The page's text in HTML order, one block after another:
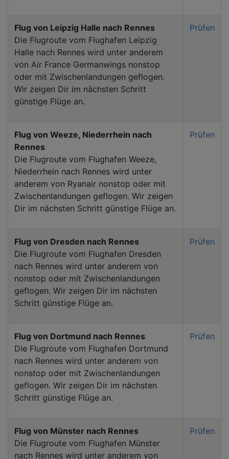
Flug von Leipzig Halle nach Rennes
Die Flugroute vom Flughafen Leipzig
Halle nach Rennes wird unter anderem
von Air France Germanwings nonstop
oder mit Zwischenlandungen geflogen.
Wir zeigen Dir im nächsten Schritt
günstige Flüge an.
Prüfen
Flug von Weeze, Niederrhein nach
Rennes
Die Flugroute vom Flughafen Weeze,
Niederrhein nach Rennes wird unter
anderem von Ryanair nonstop oder mit
Zwischenlandungen geflogen. Wir zeigen
Dir im nächsten Schritt günstige Flüge an.
Prüfen
Flug von Dresden nach Rennes
Die Flugroute vom Flughafen Dresden
nach Rennes wird unter anderem von
nonstop oder mit Zwischenlandungen
geflogen. Wir zeigen Dir im nächsten
Schritt günstige Flüge an.
Prüfen
Flug von Dortmund nach Rennes
Die Flugroute vom Flughafen Dortmund
nach Rennes wird unter anderem von
nonstop oder mit Zwischenlandungen
geflogen. Wir zeigen Dir im nächsten
Schritt günstige Flüge an.
Prüfen
Flug von Münster nach Rennes
Die Flugroute vom Flughafen Münster
nach Rennes wird unter anderem von
Prüfen